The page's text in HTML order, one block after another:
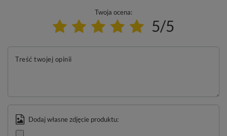
Twoja ocena:
5/5
Treść twojej opinii
Dodaj własne zdjęcie produktu: